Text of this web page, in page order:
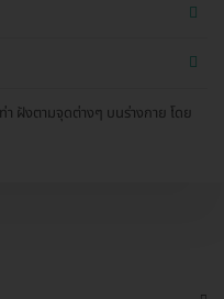
า ฝังตามจุดต่างๆ บนร่างกาย โดย